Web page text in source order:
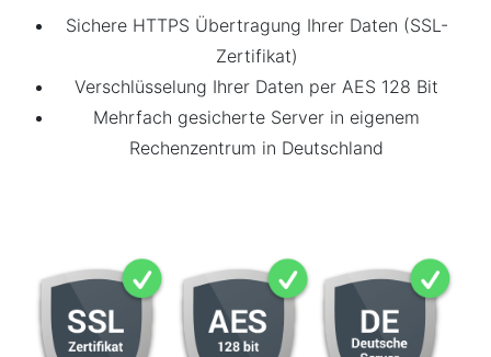
Sichere HTTPS Übertragung Ihrer Daten (SSL-
Zertifikat)
Verschlüsselung Ihrer Daten per AES 128 Bit
Mehrfach gesicherte Server in eigenem
Rechenzentrum in Deutschland